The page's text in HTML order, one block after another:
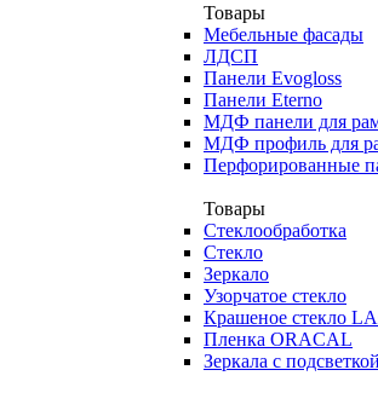
Товары
Мебельные фасады
ЛДСП
Панели Evogloss
Панели Eterno
МДФ панели для
МДФ профиль для
Перфорированные
Товары
Стеклообработка
Стекло
Зеркало
Узорчатое стекло
Крашеное стекло
Пленка ORACAL
Зеркала с подсветкой